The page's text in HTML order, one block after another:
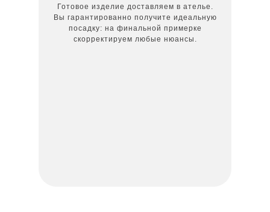
Готовое изделие доставляем в ателье.
Вы гарантированно получите идеальную
посадку: на финальной примерке
скорректируем любые нюансы.